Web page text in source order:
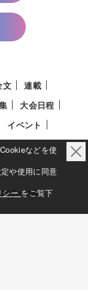
文
連載
大会日程
イベント
げへの想い
などを使
や使用に同意
シー をご覧下